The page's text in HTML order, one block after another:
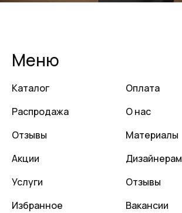
Меню
Каталог
Распродажа
Отзывы
Акции
Услуги
Избранное
Оплата
О нас
Материалы
Дизайнерам
Отзывы
Вакансии